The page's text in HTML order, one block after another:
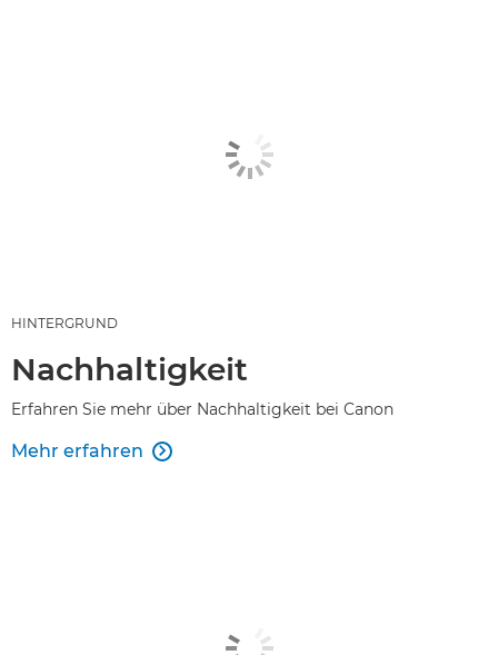
HINTERGRUND
Nachhaltigkeit
Erfahren Sie mehr über Nachhaltigkeit bei Canon
Mehr erfahren 